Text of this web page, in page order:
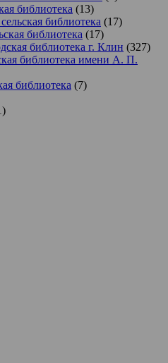
библиотека (13)
библиотека (17)
библиотека (17)
библиотека г. Клин (327)
библиотека имени А. П.
библиотека (7)